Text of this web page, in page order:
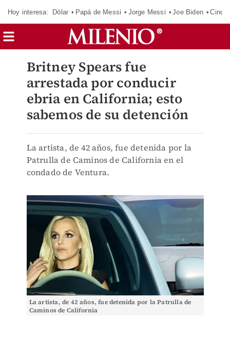
Hoy interesa: Dólar Papá de Messi Jorge Messi Joe Biden
Britney Spears fue
arrestada por conducir
ebria en California; esto
sabemos de su detención
La artista, de 42 años, fue detenida por la
Patrulla de Caminos de California en el
condado de Ventura.
La artista, de 42 años, fue detenida por la Patrulla de
Caminos de California